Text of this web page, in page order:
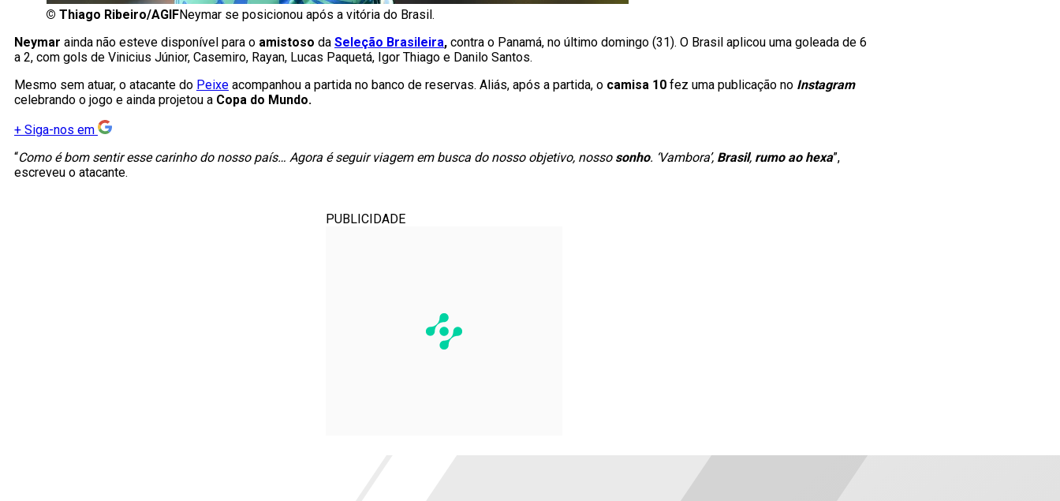
© Thiago Ribeiro/AGIFNeymar se posicionou após a vitória do Brasil.
Neymar ainda não esteve disponível para o amistoso da Seleção Brasileira, contra o Panamá, no último domingo (31). O Brasil aplicou uma goleada de 6
a 2, com gols de Vinicius Júnior, Casemiro, Rayan, Lucas Paquetá, Igor Thiago e Danilo Santos.
Mesmo sem atuar, o atacante do Peixe acompanhou a partida no banco de reservas. Aliás, após a partida, o camisa 10 fez uma publicação no Instagram
celebrando o jogo e ainda projetou a Copa do Mundo.
+ Siga-nos em
“Como é bom sentir esse carinho do nosso país… Agora é seguir viagem em busca do nosso objetivo, nosso sonho. ‘Vambora’, Brasil, rumo ao hexa”,
escreveu o atacante.
PUBLICIDADE